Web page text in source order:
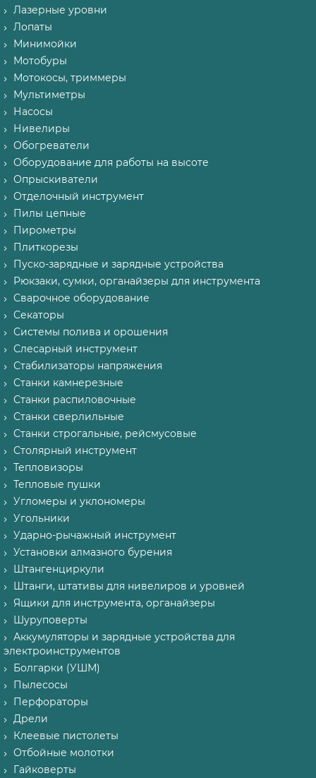
Лазерные уровни
Лопаты
Минимойки
Мотобуры
Мотокосы, триммеры
Мультиметры
Насосы
Нивелиры
Обогреватели
Оборудование для работы на высоте
Опрыскиватели
Отделочный инструмент
Пилы цепные
Пирометры
Плиткорезы
Пуско-зарядные и зарядные устройства
Рюкзаки, сумки, органайзеры для инструмента
Сварочное оборудование
Секаторы
Системы полива и орошения
Слесарный инструмент
Стабилизаторы напряжения
Станки камнерезные
Станки распиловочные
Станки сверлильные
Станки строгальные, рейсмусовые
Столярный инструмент
Тепловизоры
Тепловые пушки
Угломеры и уклономеры
Угольники
Ударно-рычажный инструмент
Установки алмазного бурения
Штангенциркули
Штанги, штативы для нивелиров и уровней
Ящики для инструмента, органайзеры
Шуруповерты
Аккумуляторы и зарядные устройства для
электроинструментов
Болгарки (УШМ)
Пылесосы
Перфораторы
Дрели
Клеевые пистолеты
Отбойные молотки
Гайковерты